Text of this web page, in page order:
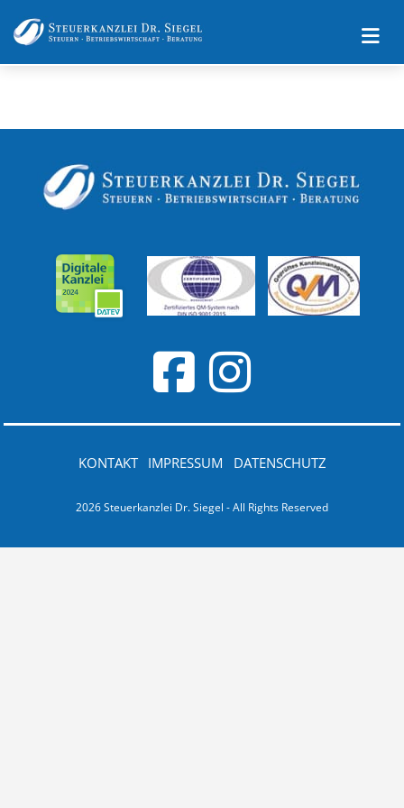
Datenschutz
2026 Steuerkanzlei Dr. Siegel - All Rights Reserved
KONTAKT IMPRESSUM DATENSCHUTZ